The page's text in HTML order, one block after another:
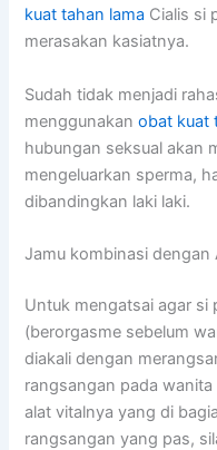
kuat tahan lama Cialis si
merasakan kasiatnya.
Sudah tidak menjadi
menggunakanobat kuat
hubungan seksual akan
mengeluarkan sperma,
dibandingkan laki laki.
Jamu kombinasi dengan
Untuk mengatsai agar si
(berorgasme sebelum
diakali dengan
rangsangan pada
alat vitalnya yang di
rangsangan yang pas,